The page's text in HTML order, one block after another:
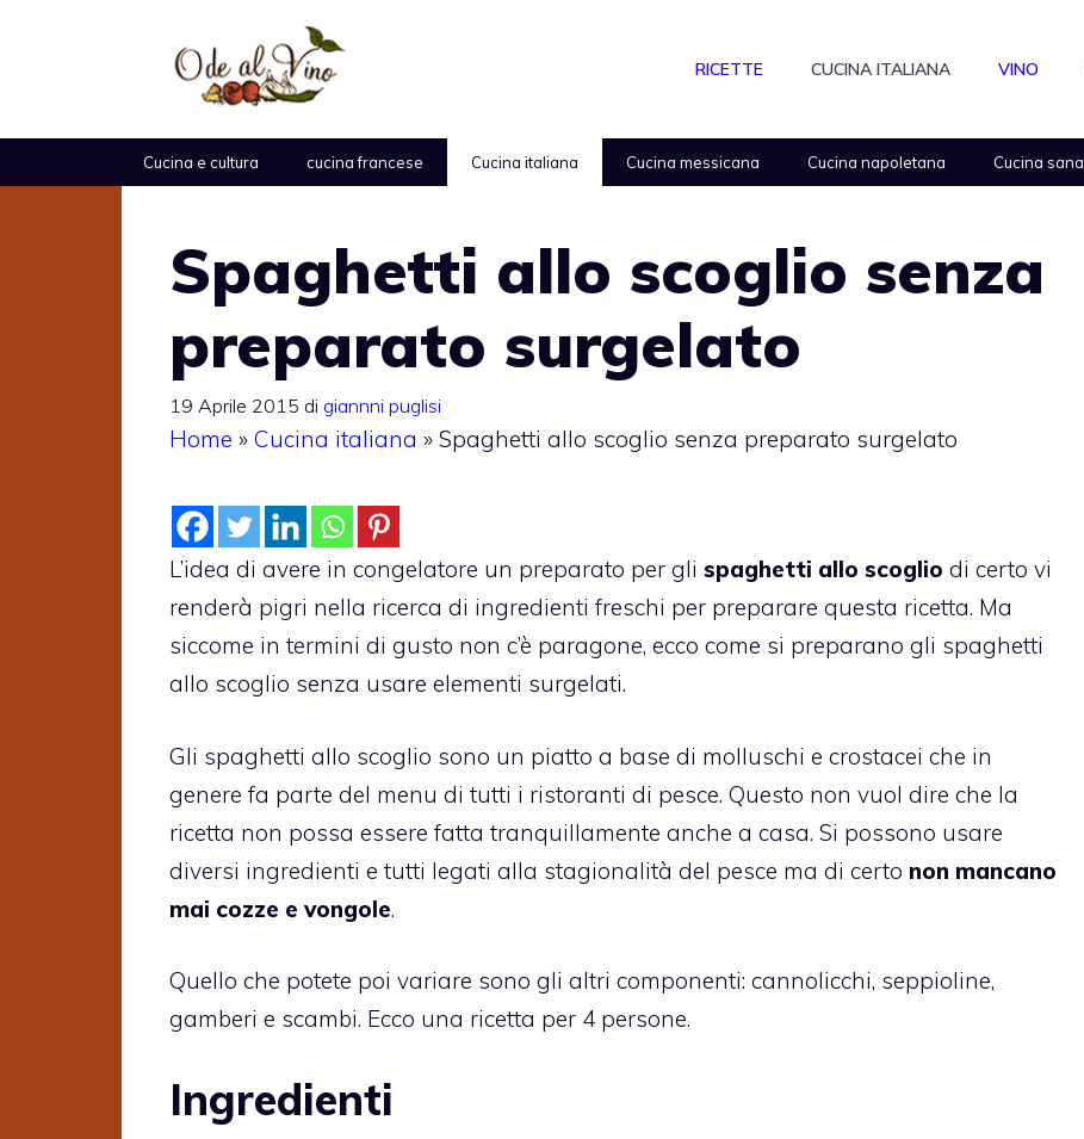
RICETTE CUCINA ITALIANA VINO
Cucina e cultura cucina francese Cucina italiana Cucina messicana Cucina napoletana Cucina sana
Spaghetti allo scoglio senza
preparato surgelato
19 Aprile 2015 di giannni puglisi
Home » Cucina italiana » Spaghetti allo scoglio senza preparato surgelato
L’idea di avere in congelatore un preparato per gli spaghetti allo scoglio di certo vi
renderà pigri nella ricerca di ingredienti freschi per preparare questa ricetta. Ma
siccome in termini di gusto non c’è paragone, ecco come si preparano gli spaghetti
allo scoglio senza usare elementi surgelati.
Gli spaghetti allo scoglio sono un piatto a base di molluschi e crostacei che in
genere fa parte del menu di tutti i ristoranti di pesce. Questo non vuol dire che la
ricetta non possa essere fatta tranquillamente anche a casa. Si possono usare
diversi ingredienti e tutti legati alla stagionalità del pesce ma di certo non mancano
mai cozze e vongole.
Quello che potete poi variare sono gli altri componenti: cannolicchi, seppioline,
gamberi e scambi. Ecco una ricetta per 4 persone.
Ingredienti